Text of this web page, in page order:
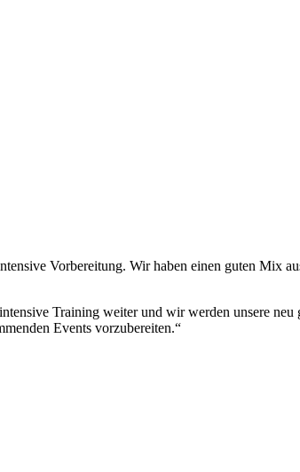
Vorbereitung. Wir haben einen guten Mix
Training weiter und wir werden unsere neu
Events vorzubereiten.“